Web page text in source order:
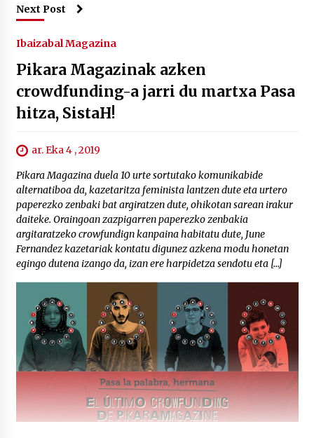
Next Post
Ibaizabal Magazina
Pikara Magazinak azken
crowdfunding-a jarri du martxa Pasa
hitza, SistaH!
ar. Eka 4 , 2019
Pikara Magazina duela 10 urte sortutako komunikabide
alternatiboa da, kazetaritza feminista lantzen dute eta urtero
paperezko zenbaki bat argiratzen dute, ohikotan sarean irakur
daiteke. Oraingoan zazpigarren paperezko zenbakia
argitaratzeko crowfundign kanpaina habitatu dute, June
Fernandez kazetariak kontatu digunez azkena modu honetan
egingo dutena izango da, izan ere harpidetza sendotu eta […]